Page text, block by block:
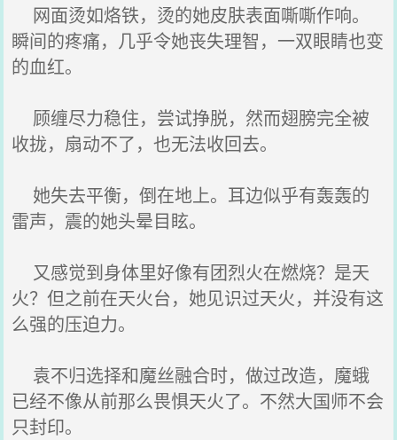
网面烫如烙铁，烫的她皮肤表面嘶嘶作响。
瞬间的疼痛，几乎令她丧失理智，一双眼睛也变
的血红。
顾缠尽力稳住，尝试挣脱，然而翅膀完全被
收拢，扇动不了，也无法收回去。
她失去平衡，倒在地上。耳边似乎有轰轰的
雷声，震的她头晕目眩。
又感觉到身体里好像有团烈火在燃烧？是天
火？但之前在天火台，她见识过天火，并没有这
么强的压迫力。
袁不归选择和魔丝融合时，做过改造，魔蛾
已经不像从前那么畏惧天火了。不然大国师不会
只封印。